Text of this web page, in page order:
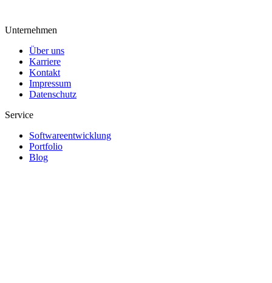
Unternehmen
Über uns
Karriere
Kontakt
Impressum
Datenschutz
Service
Softwareentwicklung
Portfolio
Blog